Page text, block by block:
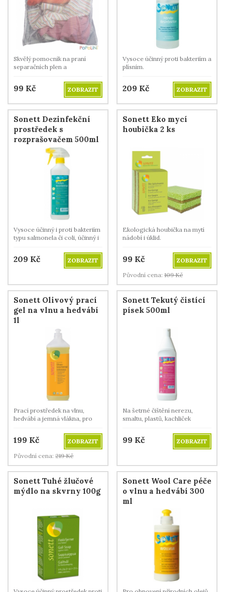
Skvělý pomocník na praní
separačních plen a
99 Kč ZOBRAZIT
Vysoce účinný proti bakteriím a
plísním.
209 Kč ZOBRAZIT
Sonett Dezinfekční
prostředek s
rozprašovačem 500ml
Vysoce účinný i proti bakteriím
typu salmonela či coli, účinný i
jemný k pokožce.
209 Kč ZOBRAZIT
Sonett Eko mycí
houbička 2 ks
Ekologická houbička na mytí
nádobí i úklid.
99 Kč
ZOBRAZIT
Původní cena: 109 Kč
Sonett Olivový prací
gel na vlnu a hedvábí
1l
Prací prostředek na vlnu,
hedvábí a jemná vlákna, pro
199 Kč
ZOBRAZIT
Původní cena: 219 Kč
Sonett Tekutý čistící
písek 500ml
Na šetrné čištění nerezu,
smaltu, plastů, kachliček
99 Kč ZOBRAZIT
Sonett Tuhé žlučové
mýdlo na skvrny 100g
Sonett Wool Care péče
o vlnu a hedvábí 300
ml